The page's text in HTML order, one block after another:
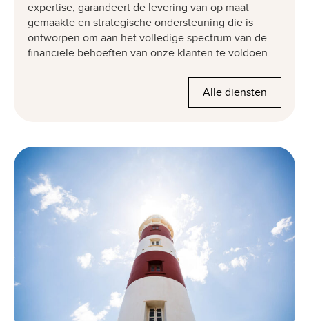
expertise, garandeert de levering van op maat
gemaakte en strategische ondersteuning die is
ontworpen om aan het volledige spectrum van de
financiële behoeften van onze klanten te voldoen.
Alle diensten